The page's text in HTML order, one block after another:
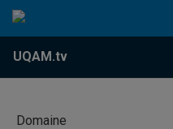
Accéder au contenu
Accéder au menu principal
Accéder à la recherche
Accéder au contenu
Accéder au menu principal
UQAM.tv
Domaine